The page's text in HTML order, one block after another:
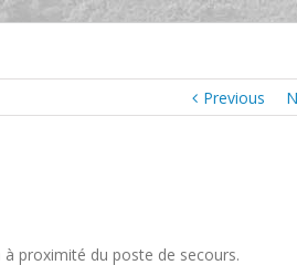
Previous
à proximité du poste de secours.